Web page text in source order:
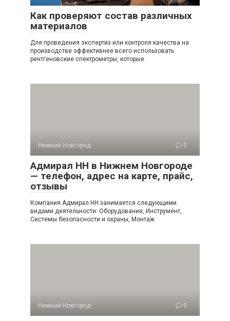
Как проверяют состав различных
материалов
Для проведения экспертиз или контроля качества на
производстве эффективнее всего использовать
рентгеновские спектрометры, которые
Нижний Новгород 0
Адмирал НН в Нижнем Новгороде
— телефон, адрес на карте, прайс,
отзывы
Компания Адмирал НН занимается следующими
видами деятельности: Оборудование, Инструмент,
Системы безопасности и охраны, Монтаж
Нижний Новгород 0